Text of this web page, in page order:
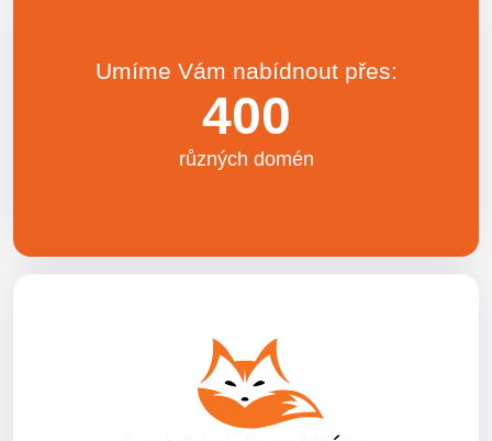
Umíme Vám nabídnout přes:
400
různých domén